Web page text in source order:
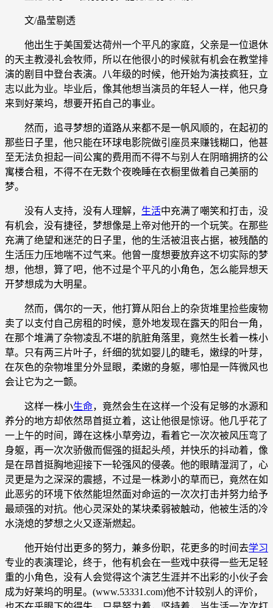
文/晶莹剔透
他出生于美国爱达荷州一个平凡的家庭，父亲是一位退休
的天主教浸礼会牧师，所以在他很小的时候就有机会在教堂排
演的剧目中登台表演。八年级的时候，他开始为演技疯狂，立
志以此为业。毕业后，像其他想当演员的年轻人一样，他只身
来到好莱坞，想要开拓自己的事业。
然而，追寻梦想的道路从来都不是一帆风顺的，在起初的
那些日子里，他只能在环球电影院做引座员来赚钱糊口，他甚
至无法负担起一间公寓的费用而不得不与别人在阴暗拥挤的公
寓楼合租，不得不在无数个夜晚睡在衣橱里做着自己美丽的
梦。
没有人支持，没有人理解， 生活中充满了嘲笑和打击，没
有机会，没有捷径，梦想像是上帝对他开的一个玩笑。在那些
充满了绝望和迷茫的日子里，他的生活被沮丧占据，被残酷的
生活压力压地喘不过气来。他曾一度想要放弃这不切实际的梦
想，他想，算了吧，他不过是个平凡的小角色，怎么能异想天
开梦想成为大明星。
然而，偶尔的一天，他打算从阳台上的杂货堆里捡些废物
卖了以支付自己房租的时候，意外地发现在露天的阳台一角，
在那个堆满了杂物凌乱不堪的肮脏角落里，竟然生长着一株小
草。只有两三片叶子，纤细的犹如婴儿的睫毛，嫩绿的叶芽，
在灰色的杂物堆里分外显眼，柔嫩的身躯，哪怕是一阵微风也
会让它为之一颤。
这样一株小生命，竟然会生在这样一个没有足够的水源和
养分的地方却依然昂首挺立着，这让他很是惊讶。他几乎花了
一上午的时间，蹲在这株小草旁边，看着它一次次被风压弯了
身躯，再一次次骄傲而倔强的挺起头颅，并快乐的抖动着，像
是在昂首挺胸地迎接下一轮强风的侵袭。他的眼睛湿润了，心
灵更是为之深深的震撼，不过是一株渺小的草而已，竟然在如
此恶劣的环境下依然能坦然面对命运的一次次打击并努力给予
最顽强的对抗。他心灵深处的某块柔弱被触动，他被生活的冷
水浇熄的梦想之火又逐渐燃起。
他开始付出更多的努力，兼多份职，花更多的时间去学习
专业的表演理论，终于，他有机会在一些戏中获得一些无足轻
重的小角色，没有人会觉得这个演艺生涯并不出彩的小伙子会
成为好莱坞的明星。(www.53331.com)他不计较别人的评价，